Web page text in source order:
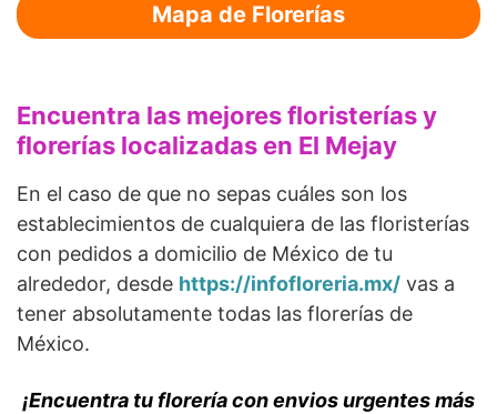
Mapa de Florerías
Encuentra las mejores floristerías y
florerías localizadas en El Mejay
En el caso de que no sepas cuáles son los
establecimientos de cualquiera de las floristerías
con pedidos a domicilio de México de tu
alrededor, desde https://infofloreria.mx/ vas a
tener absolutamente todas las florerías de
México.
¡Encuentra tu florería con envios urgentes más